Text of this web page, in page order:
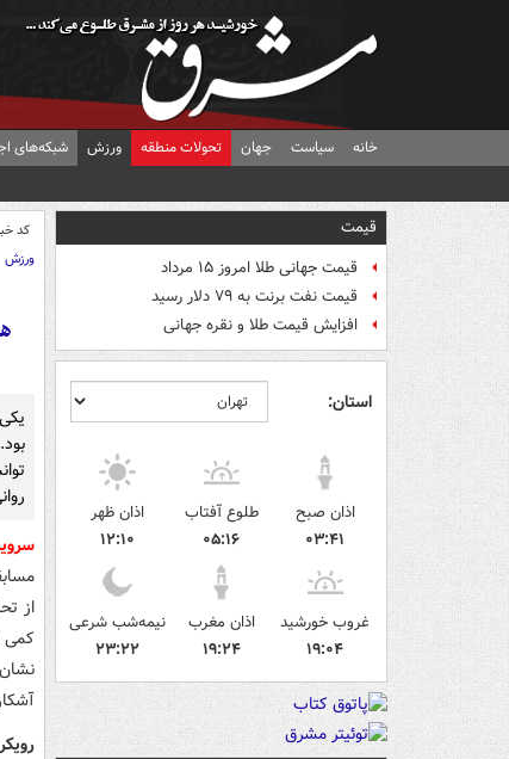
خانه سیاست جهان تحولات منطقه ورزش شبکه‌های
قیمت
قیمت جهانی طلا امروز ۱۵ مرداد
قیمت نفت برنت به ۷۹ دلار رسید
افزایش قیمت طلا و نقره جهانی
استان:
اذان صبح
۰۳:۴۱
طلوع آفتاب
۰۵:۱۶
اذان ظهر
۱۲:۱۰
غروب خورشید
۱۹:۰۴
اذان مغرب
۱۹:۲۴
نیمه‌شب شرعی
۲۳:۲۲
کد
ورزش
از
کمی
آشکار